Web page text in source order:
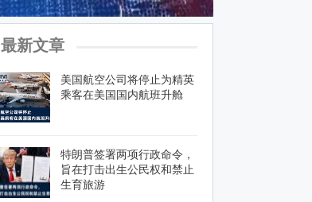
最新文章
美国航空公司将停止为精英
乘客在美国国内航班升舱
特朗普签署两项行政命令，
旨在打击出生公民权和禁止
生育旅游